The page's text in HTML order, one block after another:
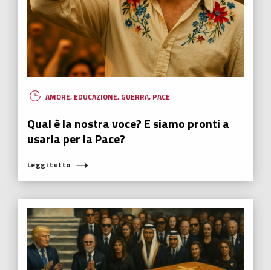
AMORE, EDUCAZIONE, GUERRA, PACE
Qual è la nostra voce? E siamo pronti a
usarla per la Pace?
Leggi tutto